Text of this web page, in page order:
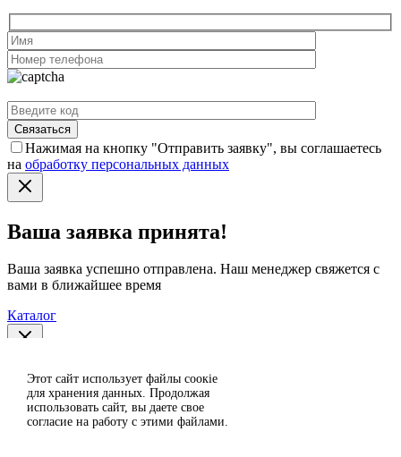
Нажимая на кнопку "Отправить заявку", вы соглашаетесь
на обработку персональных данных
Ваша заявка принята!
Ваша заявка успешно отправлена. Наш менеджер свяжется с
вами в ближайшее время
Каталог
Спасибо за отзыв!
Ваш отзыв отправлен на модерацию и появится на сайте
Этот сайт использует файлы сoокіе
для хранения данных. Продолжая
использовать сайт, вы даете свое
согласие на работу с этими файлами.